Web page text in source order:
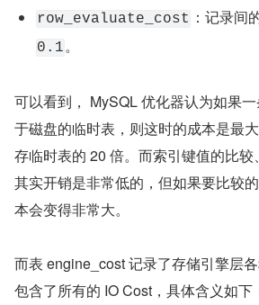
row_evaluate_cost
0.1。
可以看到， MySQL 优化器认为如果
于磁盘的临时表，则这时的成本是最
存临时表的 20 倍。而索引键值的比较
其实开销是非常低的，但如果要比较
本会变得非常大。
而表 engine_cost 记录了存储引擎层
包含了所有的 IO Cost，具体含义如下